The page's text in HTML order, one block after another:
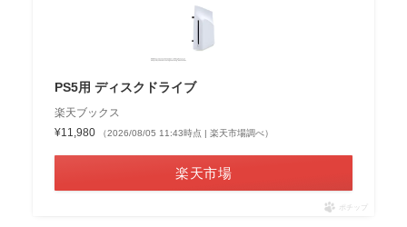
PS5用 ディスクドライブ
楽天ブックス
¥11,980
（2026/08/05 11:43時点 | 楽天市場調べ）
楽天市場
ポチップ